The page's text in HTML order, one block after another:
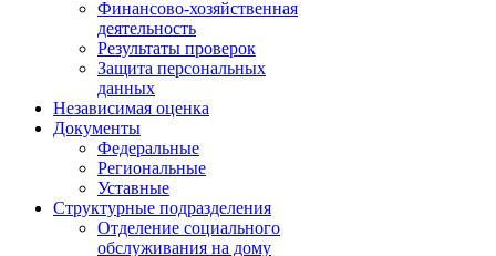
Финансово-хозяйственная
деятельность
Результаты проверок
Защита персональных
данных
Независимая оценка
Документы
Федеральные
Региональные
Уставные
Структурные подразделения
Отделение социального
обслуживания на дому